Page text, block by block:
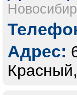
Адрес: